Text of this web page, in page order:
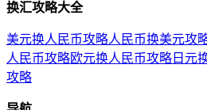
换汇攻略大全
美元换人民币攻略人民币换美元攻
人民币攻略欧元换人民币攻略 日元
攻略